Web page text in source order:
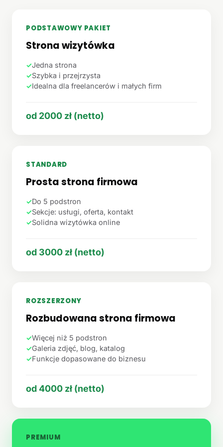
PODSTAWOWY PAKIET
Strona wizytówka
✓Jedna strona
✓Szybka i przejrzysta
✓Idealna dla freelancerów i małych firm
od 2000 zł (netto)
STANDARD
Prosta strona firmowa
✓Do 5 podstron
✓Sekcje: usługi, oferta, kontakt
✓Solidna wizytówka online
od 3000 zł (netto)
ROZSZERZONY
Rozbudowana strona firmowa
✓Więcej niż 5 podstron
✓Galeria zdjęć, blog, katalog
✓Funkcje dopasowane do biznesu
od 4000 zł (netto)
PREMIUM